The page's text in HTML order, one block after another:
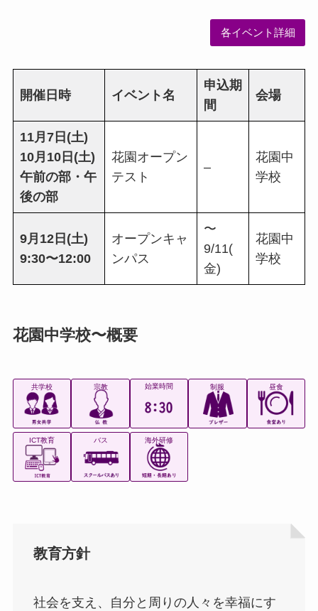
各イベント詳細
開催日時 イベント名
申込期
間
会場
11月7日(土)
10月10日(土)
午前の部・午
後の部
花園オープン
テスト
–
花園中
学校
9月12日(土)
9:30〜12:00
オープンキャ
ンパス
〜
9/11(
金)
花園中
学校
花園中学校〜概要
共学校 宗教 始業時間 制服 昼食
ICT教育 バス 海外研修
教育方針
社会を支え、自分と周りの人々を幸福にす